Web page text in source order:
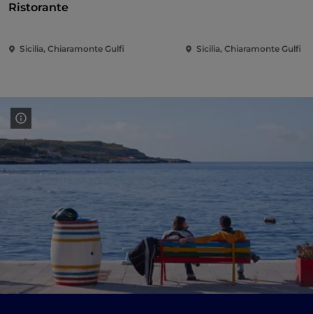
Ristorante
Sicilia, Chiaramonte Gulfi Sicilia, Chiaramonte Gulfi